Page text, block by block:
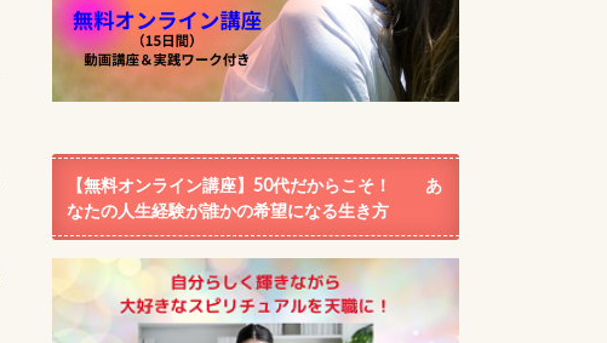
【無料オンライン講座】50代だからこそ！ あ
なたの人生経験が誰かの希望になる生き方